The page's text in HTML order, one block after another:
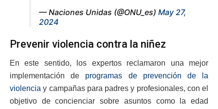
— Naciones Unidas (@ONU_es) May 27,
2024
Prevenir violencia contra la niñez
En este sentido, los expertos reclamaron una mejor
implementación de programas de prevención de la
violencia y campañas para padres y profesionales, con el
objetivo de concienciar sobre asuntos como la edad